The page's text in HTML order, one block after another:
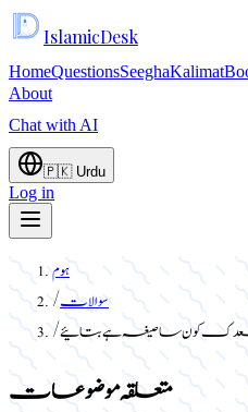
IslamicDesk
HomeQuestionsSeeghaKalimat
About
Chat with AI
🇵🇰 Urdu
Log in
ہوم
/سوالات
/کون سا صیغہ ہے بتائیے
متعلقہ موضوعات